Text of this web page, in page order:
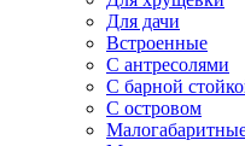
Для дачи
Встроенные
С антресолями
С барной
С островом